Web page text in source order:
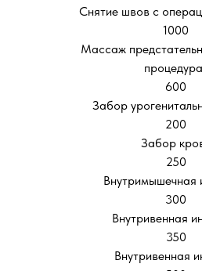
Снятие швов с
1000
Массаж
600
Забор
200
Забор
250
Внутримышечная
300
Внутривенная
350
Внутривенная